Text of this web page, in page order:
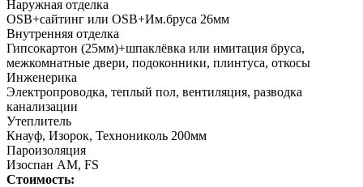
Наружная отделка
OSB+сайтинг или OSB+Им.бруса 26мм
Внутренняя отделка
Гипсокартон (25мм)+шпаклёвка или имитация бруса,
межкомнатные двери, подоконники, плинтуса, откосы
Инженерика
Электропроводка, теплый пол, вентиляция, разводка
канализации
Утеплитель
Кнауф, Изорок, Технониколь 200мм
Пароизоляция
Изоспан AM, FS
Стоимость: